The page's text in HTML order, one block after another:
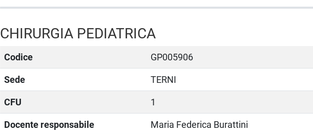
CHIRURGIA PEDIATRICA
Codice GP005906
Sede TERNI
CFU 1
Docente responsabile Maria Federica Burattini